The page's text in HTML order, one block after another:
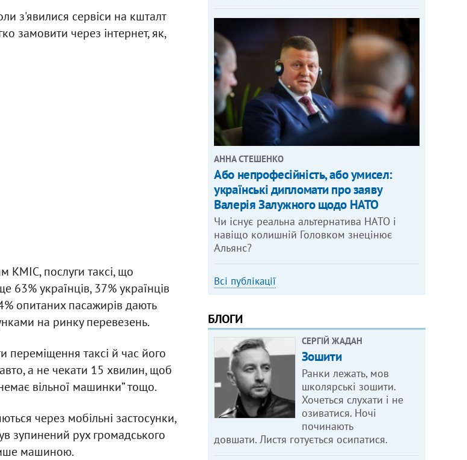
з'явилися сервіси на кшталт
замовити через інтернет, як,
КМІС, послуги таксі, що
українців, 37% українців
опитаних пасажирів дають
на ринку перевезень.
переміщення таксі й час його
а не чекати 15 хвилин, щоб
вільної машинки” тощо.
через мобільні застосунки,
зупинений рух громадського
машиною.
АННА СТЕШЕНКО
Або непрофесійність, або умисел:
українські дипломати про заяву
Валерія Залужного щодо НАТО
Чи існує реальна альтернатива НАТО і
навіщо колишній Головком знецінює
Альянс?
Всі публікації
БЛОГИ
СЕРГІЙ ЖАДАН
Зошити
Ранки лежать, мов
школярські зошити.
Хочеться слухати і не
озиватися. Ночі
починають
довшати. Листя готується осипатися.